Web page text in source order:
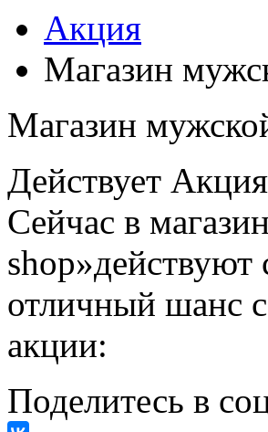
Акция
Магазин
Магазин
Действует
Сейчас в
shop»действуют
отличный шанс
акции:
Поделитесь в